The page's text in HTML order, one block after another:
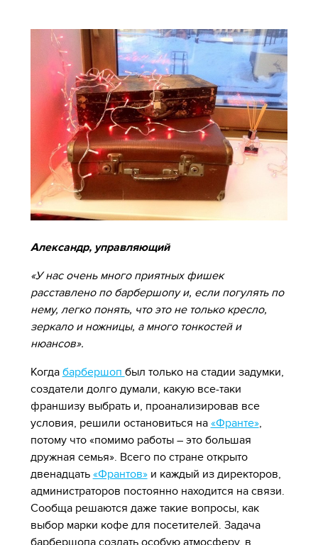
Александр, управляющий
«У нас очень много приятных фишек
расставлено по барбершопу и, если погулять по
нему, легко понять, что это не только кресло,
зеркало и ножницы, а много тонкостей и
нюансов».
Когда барбершоп был только на стадии задумки,
создатели долго думали, какую все-таки
франшизу выбрать и, проанализировав все
условия, решили остановиться на «Франте»,
потому что «помимо работы – это большая
дружная семья». Всего по стране открыто
двенадцать «Франтов» и каждый из директоров,
администраторов постоянно находится на связи.
Сообща решаются даже такие вопросы, как
выбор марки кофе для посетителей. Задача